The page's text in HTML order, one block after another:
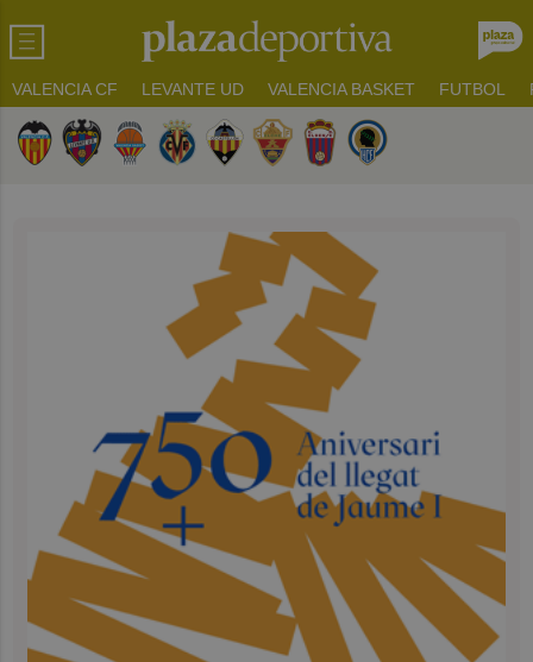
VALENCIA CF LEVANTE UD VALENCIA BASKET FUTBOL